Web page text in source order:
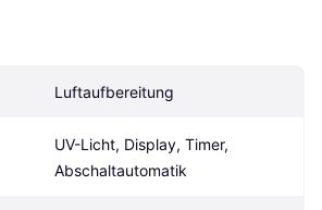
Luftaufbereitung
UV-Licht, Display, Timer,
Abschaltautomatik